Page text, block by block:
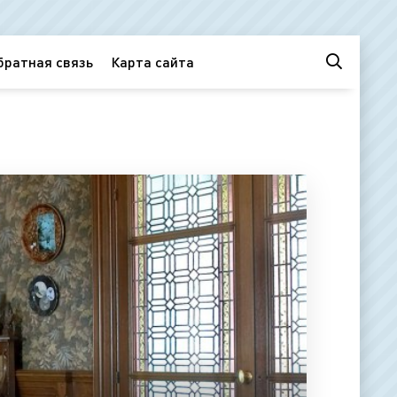
связь Карта сайта